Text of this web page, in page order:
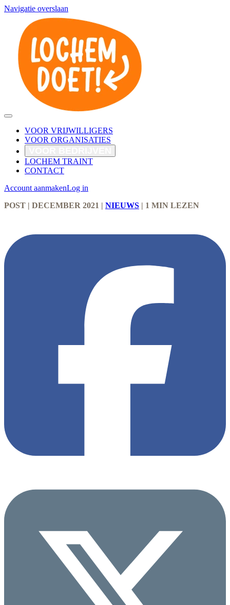
Navigatie overslaan
VOOR VRIJWILLIGERS
VOOR ORGANISATIES
LOCHEM TRAINT
CONTACT
Account aanmakenLog in
POST | DECEMBER 2021 | NIEUWS | 1 MIN LEZEN